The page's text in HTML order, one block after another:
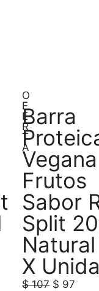
O
F
E
R
T
A
Barra
Vegana
Frutos
Sabor
Split
X
$107 $ 97